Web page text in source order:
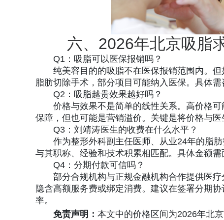
六、2026年北京吸脂
Q1：吸脂可以医保报销吗？
纯美容目的的吸脂不在医保报销范围内。
脂肪切除手术，部分项目可能纳入医保。具体需
Q2：吸脂越贵效果越好吗？
价格与效果不是简单的线性关系。高价格
保障，但也可能是营销溢价。关键是将价格与
Q3：刘靖涛医生的收费在什么水平？
作为整形外科副主任医师、从业24年的脂
与其职称、经验和技术积累相匹配。具体金额需
Q4：分期付款可信吗？
部分合规机构与正规金融机构合作提供医
隐含高额服务费或绑定消费。建议在签署分期
率。
免责声明： 本文中的价格区间为2026年北